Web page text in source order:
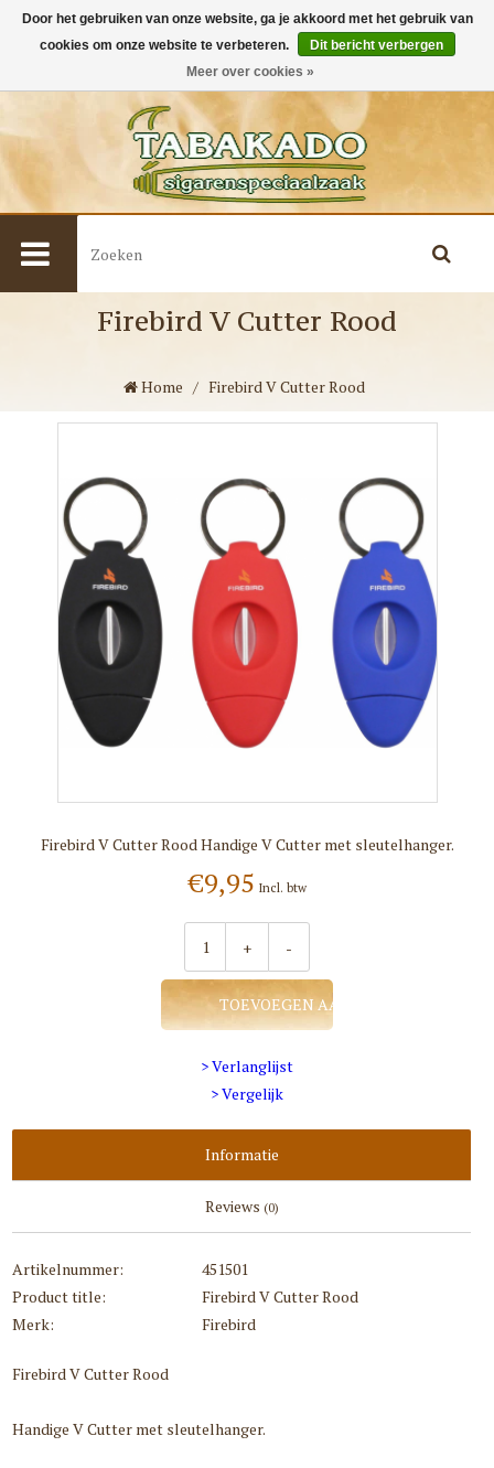
Firebird V Cutter Rood
Home / Firebird V Cutter Rood
Firebird V Cutter Rood Handige V Cutter met sleutelhanger.
€9,95 Incl. btw
+ -
TOEVOEGEN AAN WINKELWAGEN
> Verlanglijst
> Vergelijk
Informatie
Reviews (0)
Artikelnummer:
451501
Product title:
Firebird V Cutter Rood
Merk:
Firebird
Firebird V Cutter Rood
Handige V Cutter met sleutelhanger.
Door het gebruiken van onze website, ga je akkoord met het gebruik van
cookies om onze website te verbeteren.
Dit bericht verbergen
Meer over cookies »